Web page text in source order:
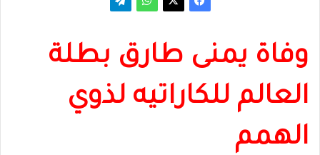
وفاة يمنى طارق بطلة
العالم للكاراتيه لذوي
الهمم